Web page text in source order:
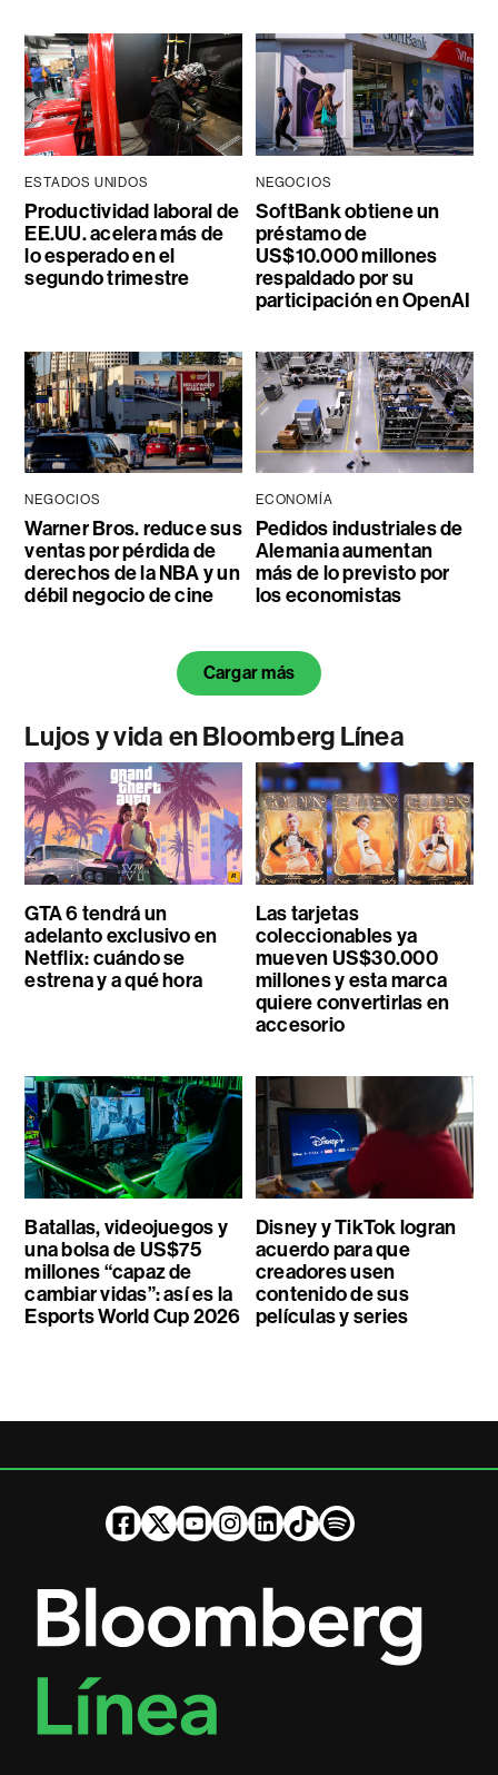
ESTADOS UNIDOS
Productividad laboral de
EE.UU. acelera más de
lo esperado en el
segundo trimestre
NEGOCIOS
SoftBank obtiene un
préstamo de
US$10.000 millones
respaldado por su
participación en OpenAI
NEGOCIOS
Warner Bros. reduce sus
ventas por pérdida de
derechos de la NBA y un
débil negocio de cine
ECONOMÍA
Pedidos industriales de
Alemania aumentan
más de lo previsto por
los economistas
Cargar más
Lujos y vida en Bloomberg Línea
GTA 6 tendrá un
adelanto exclusivo en
Netflix: cuándo se
estrena y a qué hora
Las tarjetas
coleccionables ya
mueven US$30.000
millones y esta marca
quiere convertirlas en
accesorio
Batallas, videojuegos y
una bolsa de US$75
millones “capaz de
cambiar vidas”: así es la
Esports World Cup 2026
Disney y TikTok logran
acuerdo para que
creadores usen
contenido de sus
películas y series